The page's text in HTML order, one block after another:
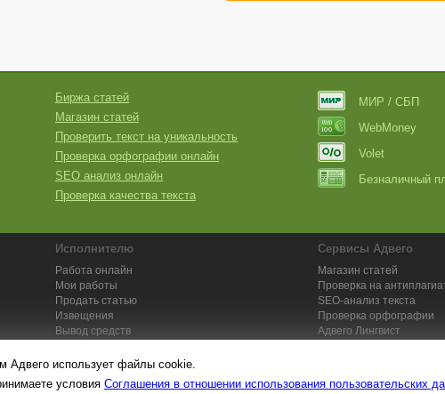
Биржа статей
Магазин статей
Проверить текст на уникальность
Проверка орфографии онлайн
SEO анализ онлайн
Проверка качества текста
МИР / СБП
WebMoney
Volet
Безналичный
Исполнителю
Работа онлайн
Мои работы
Продать статью
Извещения
Вывод средств
Сервисы Адвего
Магазин статей
Проверка на
SEO-анализ текста
Проверка орфографии
Адвего Лингвист
Адвего использует файлы cookie.
условия Соглашения в отношении использования пользовательских